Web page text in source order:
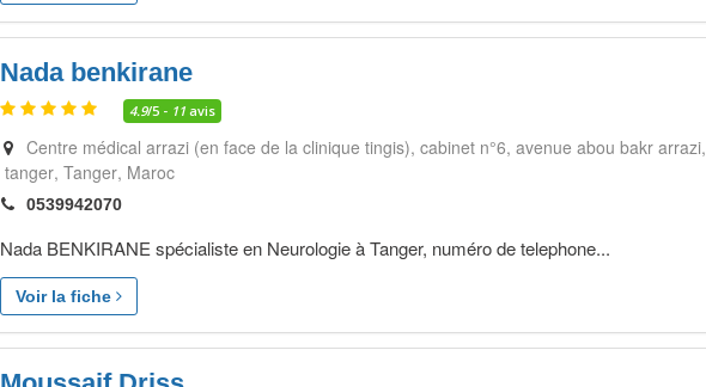
Nada benkirane
4.9/5 - 11 avis
Centre médical arrazi (en face de la clinique tingis), cabinet n°6, avenue abou bakr arrazi,
tanger Tanger Maroc
0539942070
Nada BENKIRANE spécialiste en Neurologie à Tanger, numéro de telephone...
Voir la fiche